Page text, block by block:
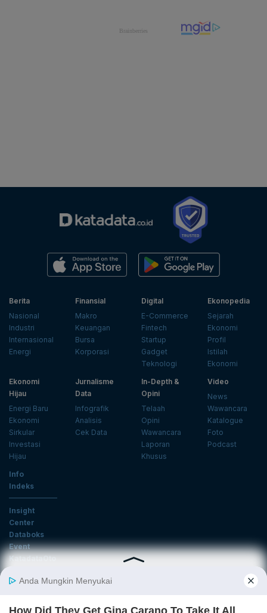
Berita
Nasional
Industri
Internasional
Energi
Finansial
Makro
Keuangan
Bursa
Korporasi
Digital
E-Commerce
Fintech
Startup
Gadget
Teknologi
Ekonopedia
Sejarah
Ekonomi
Profil
Istilah
Ekonomi
Ekonomi
Hijau
Energi Baru
Ekonomi
Sirkular
Investasi
Hijau
Jurnalisme
Data
Infografik
Analisis
Cek Data
In-Depth &
Opini
Telaah
Opini
Wawancara
Laporan
Khusus
Video
News
Wawancara
Katalogue
Foto
Podcast
Info
Indeks
Insight
Center
Databoks
Event
KatadataOto
Email